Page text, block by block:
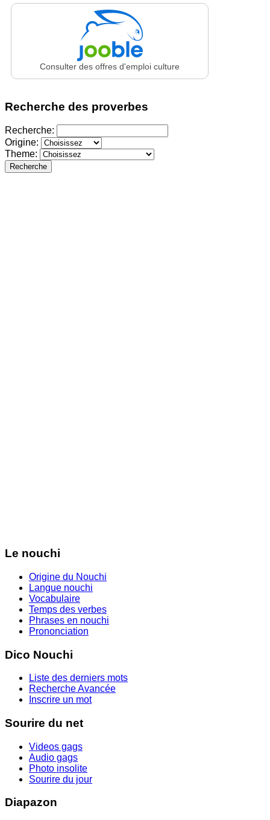
Consulter des offres d'emploi culture
Recherche des proverbes
Recherche:
Origine:
Theme:
Recherche
Le nouchi
Origine du Nouchi
Langue nouchi
Vocabulaire
Temps des verbes
Phrases en nouchi
Prononciation
Dico Nouchi
Liste des derniers mots
Recherche Avancée
Inscrire un mot
Sourire du net
Videos gags
Audio gags
Photo insolite
Sourire du jour
Diapazon